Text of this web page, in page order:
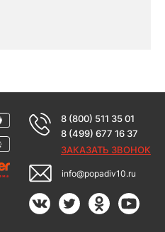
8 (800) 511 35 01
8 (499) 677 16 37
ЗАКАЗАТЬ ЗВОНОК
info@popadiv10.ru